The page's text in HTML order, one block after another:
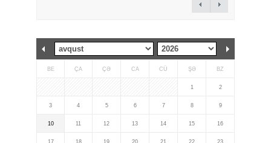
BE ÇA ÇƏ CA CÜ ŞƏ BZ
1 2
3 4 5 6 7 8 9
10 11 12 13 14 15 16